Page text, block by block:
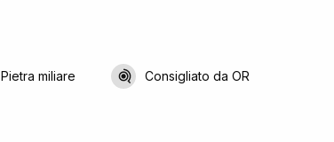
Pietra miliare Consigliato da OR